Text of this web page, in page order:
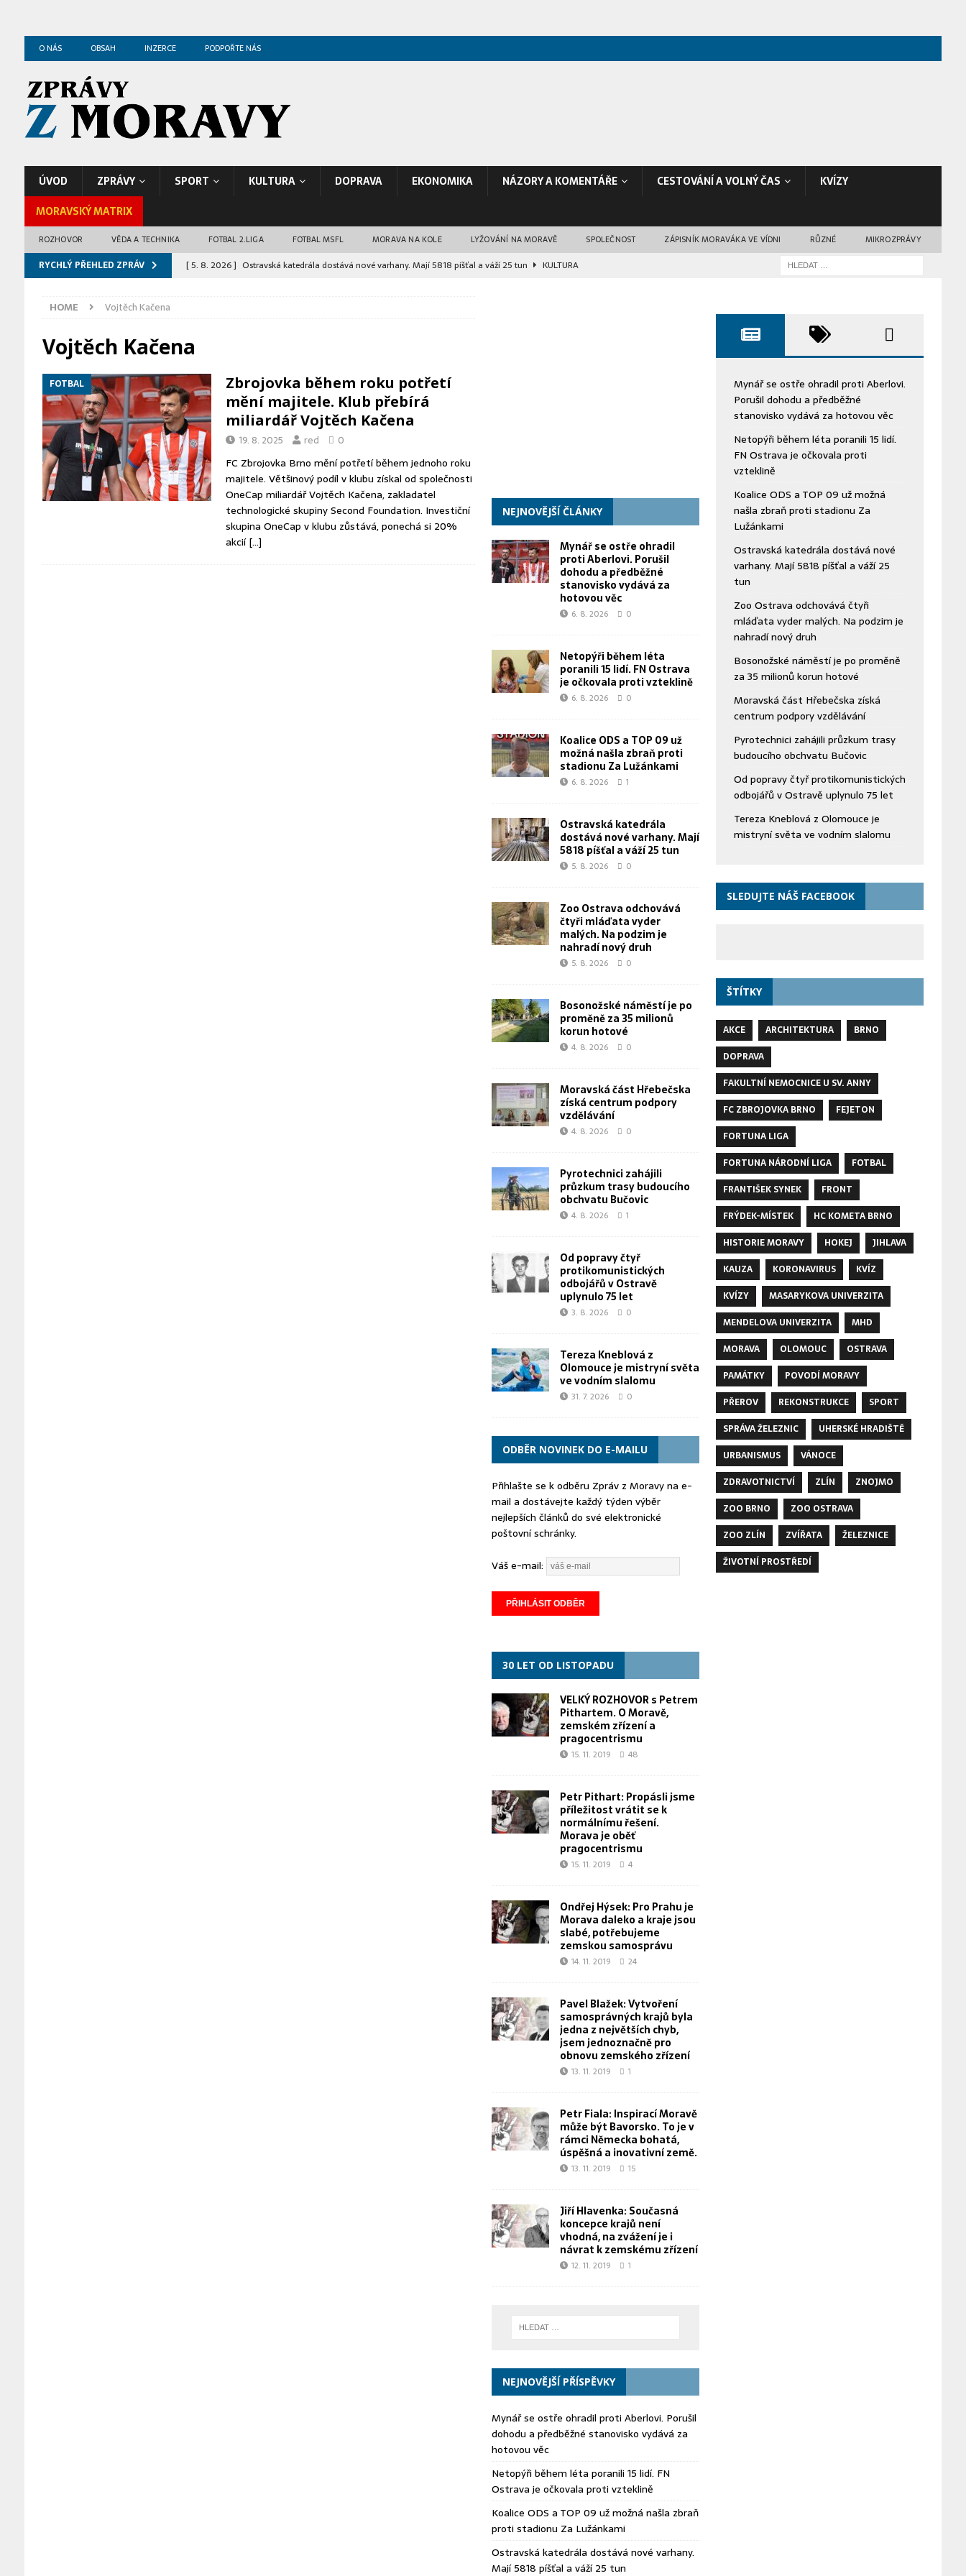
O NÁS OBSAH INZERCE PODPOŘTE NÁS
ÚVOD ZPRÁVY SPORT KULTURA DOPRAVA EKONOMIKA NÁZORY A KOMENTÁŘE CESTOVÁNÍ A VOLNÝ ČAS
KVÍZY
MORAVSKÝ MATRIX
ROZHOVOR VĚDA A TECHNIKA FOTBAL 2.LIGA FOTBAL MSFL MORAVA NA KOLE LYŽOVÁNÍ NA MORAVĚ SPOLEČNOST ZÁPISNÍK MORAVÁKA VE VÍDNI RŮZNÉ MIKROZPRÁVY
RYCHLÝ PŘEHLED ZPRÁV [ 5. 8. 2026 ] Ostravská katedrála dostává nové varhany. Mají 5818 píšťal a váží 25 tun
KULTURA
[ 6. 8. 2026 ] Netopýři během léta poranili 15 lidí. FN Ostrava je očkovala proti vzteklině
[ 6. 8. 2026 ]
Koalice ODS a TOP 09 už možná našla zbraň proti stadionu Za Lužánkami
HOME Vojtěch Kačena
Vojtěch Kačena
FOTBAL
Zbrojovka během roku potřetí
mění majitele. Klub přebírá
miliardář Vojtěch Kačena
19. 8. 2025 red 0
FC Zbrojovka Brno mění potřetí během jednoho roku
majitele. Většinový podíl v klubu získal od společnosti
OneCap miliardář Vojtěch Kačena, zakladatel
technologické skupiny Second Foundation. Investiční
skupina OneCap v klubu zůstává, ponechá si 20%
akcií[…]
NEJNOVĚJŠÍ ČLÁNKY
Mynář se ostře ohradil
proti Aberlovi. Porušil
dohodu a předběžné
stanovisko vydává za
hotovou věc
6. 8. 2026 0
Netopýři během léta
poranili 15 lidí. FN Ostrava
je očkovala proti vzteklině
6. 8. 2026 0
Koalice ODS a TOP 09 už
možná našla zbraň proti
stadionu Za Lužánkami
6. 8. 2026 1
Ostravská katedrála
dostává nové varhany. Mají
5818 píšťal a váží 25 tun
5. 8. 2026 0
Zoo Ostrava odchovává
čtyři mláďata vyder
malých. Na podzim je
nahradí nový druh
5. 8. 2026 0
Bosonožské náměstí je po
proměně za 35 milionů
korun hotové
4. 8. 2026 0
Moravská část Hřebečska
získá centrum podpory
vzdělávání
4. 8. 2026 0
Pyrotechnici zahájili
průzkum trasy budoucího
obchvatu Bučovic
4. 8. 2026 1
Od popravy čtyř
protikomunistických
odbojářů v Ostravě
uplynulo 75 let
3. 8. 2026 0
Tereza Kneblová z
Olomouce je mistryní světa
ve vodním slalomu
31. 7. 2026 0
ODBĚR NOVINEK DO E-MAILU
Přihlašte se k odběru Zpráv z Moravy na e-
mail a dostávejte každý týden výběr
nejlepších článků do své elektronické
poštovní schránky.
Váš e-mail:
30 LET OD LISTOPADU
VELKÝ ROZHOVOR s Petrem
Pithartem. O Moravě,
zemském zřízení a
pragocentrismu
15. 11. 2019 48
Petr Pithart: Propásli jsme
příležitost vrátit se k
normálnímu řešení.
Morava je oběť
pragocentrismu
15. 11. 2019 4
Ondřej Hýsek: Pro Prahu je
Morava daleko a kraje jsou
slabé, potřebujeme
zemskou samosprávu
14. 11. 2019 24
Pavel Blažek: Vytvoření
samosprávných krajů byla
jedna z největších chyb,
jsem jednoznačně pro
obnovu zemského zřízení
13. 11. 2019 1
Petr Fiala: Inspirací Moravě
může být Bavorsko. To je v
rámci Německa bohatá,
úspěšná a inovativní země.
13. 11. 2019 15
Jiří Hlavenka: Současná
koncepce krajů není
vhodná, na zvážení je i
návrat k zemskému zřízení
12. 11. 2019 1
NEJNOVĚJŠÍ PŘÍSPĚVKY
Mynář se ostře ohradil proti Aberlovi. Porušil
dohodu a předběžné stanovisko vydává za
hotovou věc
Netopýři během léta poranili 15 lidí. FN
Ostrava je očkovala proti vzteklině
Koalice ODS a TOP 09 už možná našla zbraň
proti stadionu Za Lužánkami
Ostravská katedrála dostává nové varhany.
Mají 5818 píšťal a váží 25 tun
Mynář se ostře ohradil proti Aberlovi.
Porušil dohodu a předběžné
stanovisko vydává za hotovou věc
Netopýři během léta poranili 15 lidí.
FN Ostrava je očkovala proti
vzteklině
Koalice ODS a TOP 09 už možná
našla zbraň proti stadionu Za
Lužánkami
Ostravská katedrála dostává nové
varhany. Mají 5818 píšťal a váží 25
tun
Zoo Ostrava odchovává čtyři
mláďata vyder malých. Na podzim je
nahradí nový druh
Bosonožské náměstí je po proměně
za 35 milionů korun hotové
Moravská část Hřebečska získá
centrum podpory vzdělávání
Pyrotechnici zahájili průzkum trasy
budoucího obchvatu Bučovic
Od popravy čtyř protikomunistických
odbojářů v Ostravě uplynulo 75 let
Tereza Kneblová z Olomouce je
mistryní světa ve vodním slalomu
SLEDUJTE NÁŠ FACEBOOK
ŠTÍTKY
AKCE ARCHITEKTURA
BRNO
DOPRAVA
FAKULTNÍ NEMOCNICE U SV. ANNY
FC ZBROJOVKA BRNO
FEJETON
FORTUNA LIGA
FORTUNA NÁRODNÍ LIGA
FOTBAL
FRANTIŠEK SYNEK
FRONT
FRÝDEK-MÍSTEK
HC KOMETA BRNO
HISTORIE MORAVY
HOKEJ
JIHLAVA
KAUZA
KORONAVIRUS
KVÍZ
KVÍZY
MASARYKOVA UNIVERZITA
MENDELOVA UNIVERZITA
MHD
MORAVA
OLOMOUC
OSTRAVA
PAMÁTKY
POVODÍ MORAVY
PŘEROV
REKONSTRUKCE
SPORT
SPRÁVA ŽELEZNIC
UHERSKÉ HRADIŠTĚ
URBANISMUS
VÁNOCE
ZDRAVOTNICTVÍ
ZLÍN
ZNOJMO
ZOO BRNO
ZOO OSTRAVA
ZOO ZLÍN
ZVÍŘATA
ŽELEZNICE
ŽIVOTNÍ PROSTŘEDÍ